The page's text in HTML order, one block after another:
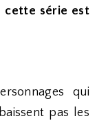
cette série est
qui
pas les